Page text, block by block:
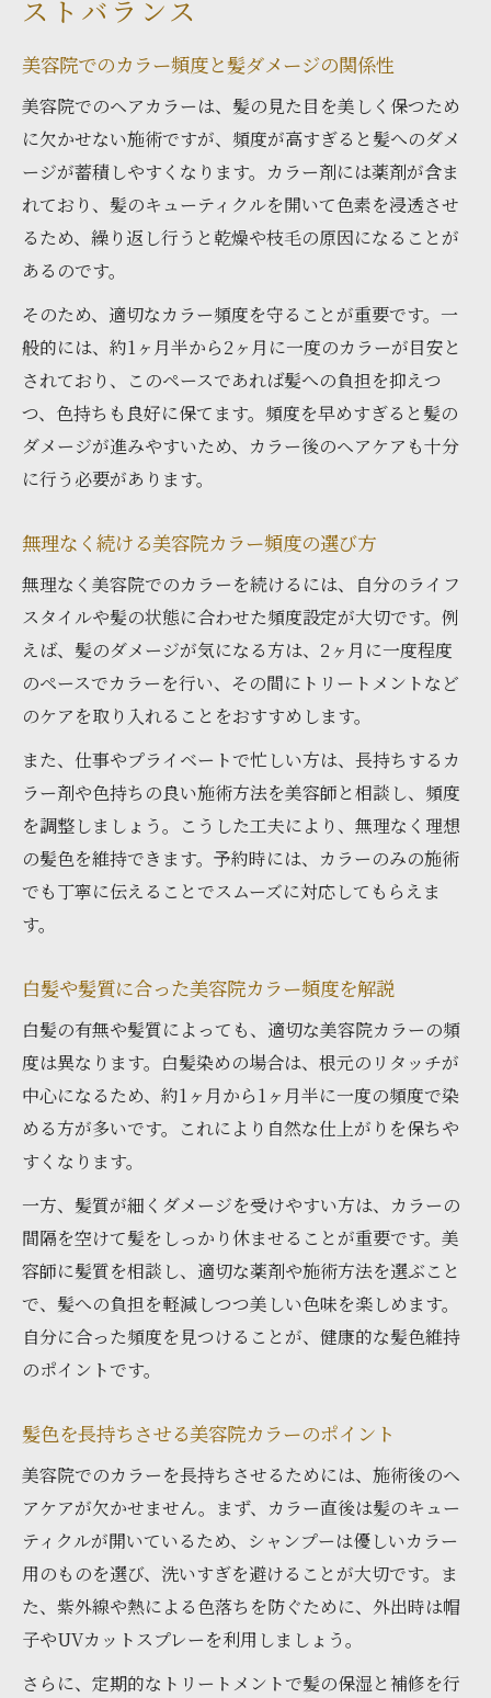
ストバランス
美容院でのカラー頻度と髪ダメージの関係性
美容院でのヘアカラーは、髪の見た目を美しく保つため
に欠かせない施術ですが、頻度が高すぎると髪へのダメ
ージが蓄積しやすくなります。カラー剤には薬剤が含ま
れており、髪のキューティクルを開いて色素を浸透させ
るため、繰り返し行うと乾燥や枝毛の原因になることが
あるのです。
そのため、適切なカラー頻度を守ることが重要です。一
般的には、約1ヶ月半から2ヶ月に一度のカラーが目安と
されており、このペースであれば髪への負担を抑えつ
つ、色持ちも良好に保てます。頻度を早めすぎると髪の
ダメージが進みやすいため、カラー後のヘアケアも十分
に行う必要があります。
無理なく続ける美容院カラー頻度の選び方
無理なく美容院でのカラーを続けるには、自分のライフ
スタイルや髪の状態に合わせた頻度設定が大切です。例
えば、髪のダメージが気になる方は、2ヶ月に一度程度
のペースでカラーを行い、その間にトリートメントなど
のケアを取り入れることをおすすめします。
また、仕事やプライベートで忙しい方は、長持ちするカ
ラー剤や色持ちの良い施術方法を美容師と相談し、頻度
を調整しましょう。こうした工夫により、無理なく理想
の髪色を維持できます。予約時には、カラーのみの施術
でも丁寧に伝えることでスムーズに対応してもらえま
す。
白髪や髪質に合った美容院カラー頻度を解説
白髪の有無や髪質によっても、適切な美容院カラーの頻
度は異なります。白髪染めの場合は、根元のリタッチが
中心になるため、約1ヶ月から1ヶ月半に一度の頻度で染
める方が多いです。これにより自然な仕上がりを保ちや
すくなります。
一方、髪質が細くダメージを受けやすい方は、カラーの
間隔を空けて髪をしっかり休ませることが重要です。美
容師に髪質を相談し、適切な薬剤や施術方法を選ぶこと
で、髪への負担を軽減しつつ美しい色味を楽しめます。
自分に合った頻度を見つけることが、健康的な髪色維持
のポイントです。
髪色を長持ちさせる美容院カラーのポイント
美容院でのカラーを長持ちさせるためには、施術後のヘ
アケアが欠かせません。まず、カラー直後は髪のキュー
ティクルが開いているため、シャンプーは優しいカラー
用のものを選び、洗いすぎを避けることが大切です。ま
た、紫外線や熱による色落ちを防ぐために、外出時は帽
子やUVカットスプレーを利用しましょう。
さらに、定期的なトリートメントで髪の保湿と補修を行